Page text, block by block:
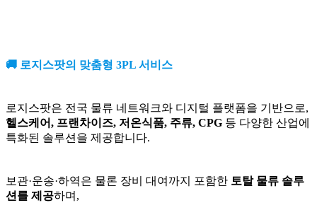
🚚 로지스팟의 맞춤형 3PL 서비스
로지스팟은 전국 물류 네트워크와 디지털 플랫폼을 기반으로,
헬스케어, 프랜차이즈, 저온식품, 주류, CPG 등 다양한 산업에
특화된 솔루션을 제공합니다.
보관·운송·하역은 물론 장비 대여까지 포함한 토탈 물류 솔루
션를 제공하며,